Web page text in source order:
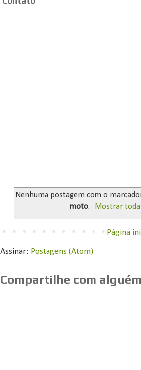
Nenhuma postagem com o
moto. Mostrar
Página
Assinar: Postagens (Atom)
Compartilhe com